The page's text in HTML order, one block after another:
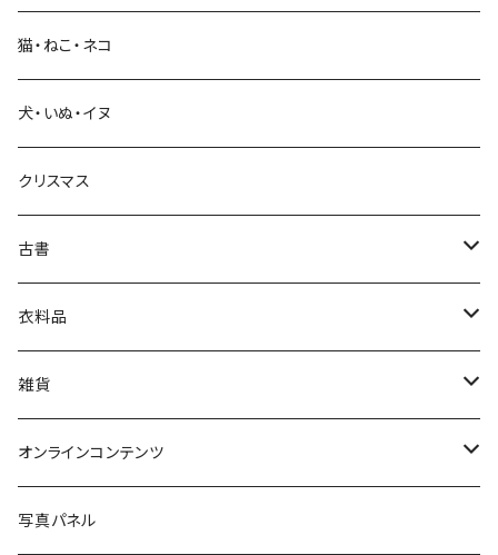
生活・暮らし
芸術・絵画・写真
絵本・児童書
娯楽・エンターテインメント
猫・ねこ・ネコ
犬・いぬ・イヌ
クリスマス
古書
古書セット
美術
衣料品
POLEWARDS
Tシャツ
雑貨
バッグ
ブックカバー
オンラインコンテンツ
冒険クロストーク
写真パネル